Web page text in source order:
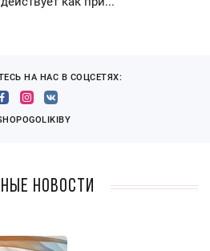
НА НАС В СОЦСЕТЯХ:
новости